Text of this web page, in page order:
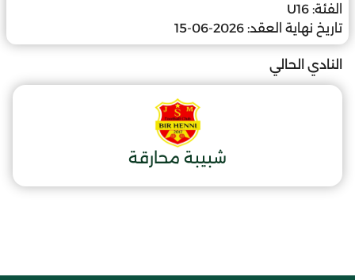
الفئة: U16
تاريخ نهاية العقد: 2026-06-15
النادي الحالي
شبيبة محارقة